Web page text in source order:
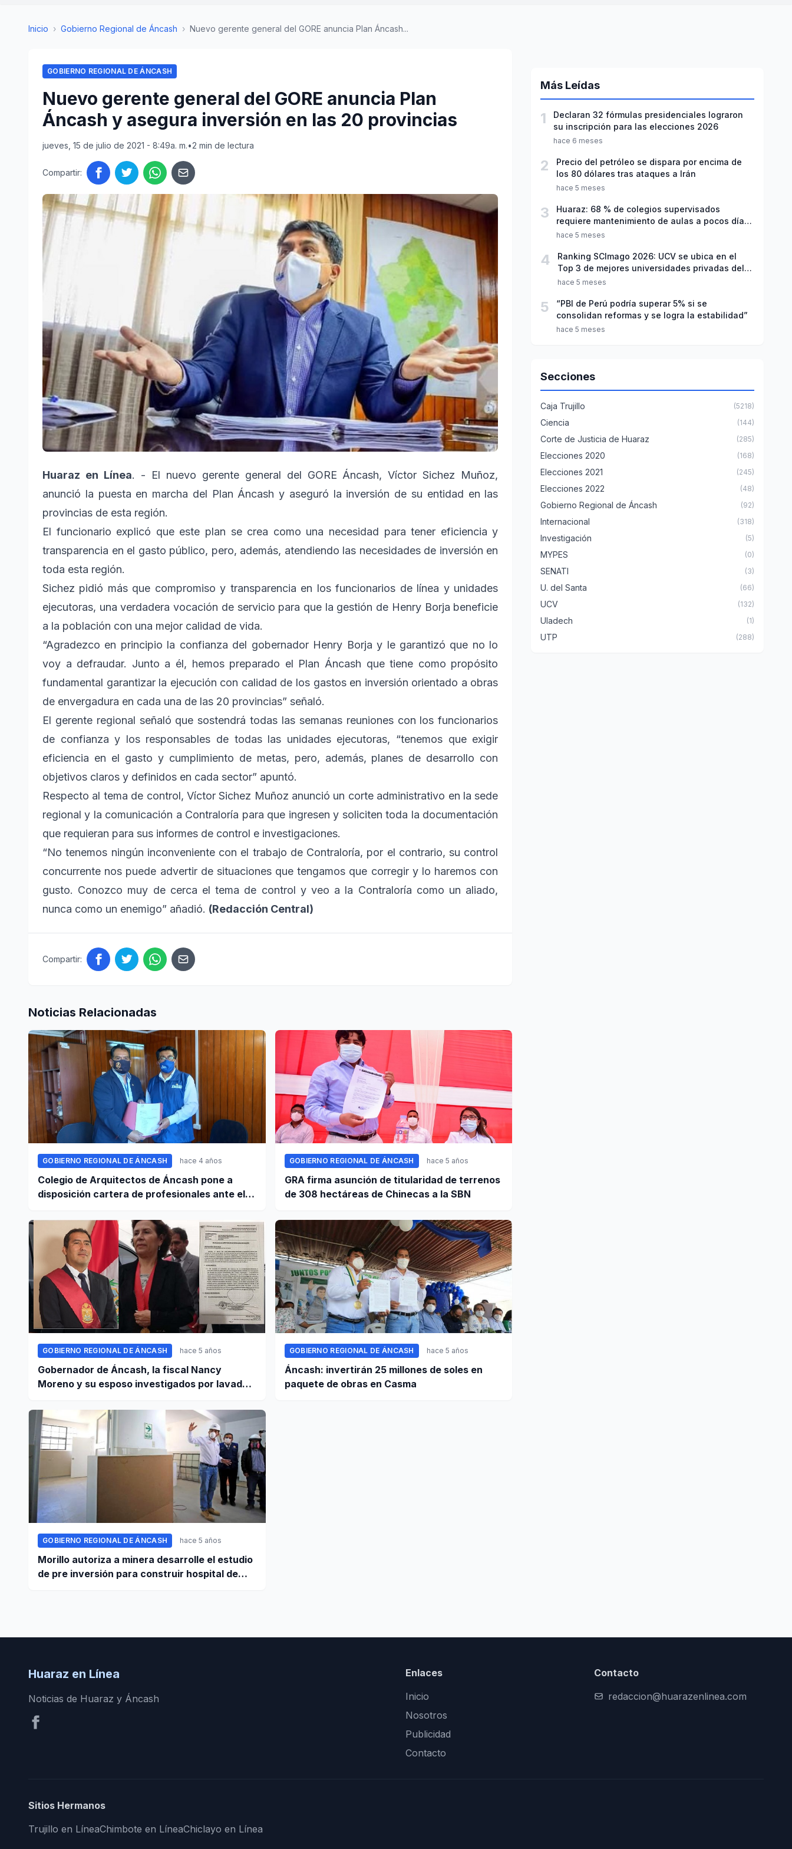
Inicio › Gobierno Regional de Áncash › Nuevo gerente general del GORE anuncia Plan Áncash...
GOBIERNO REGIONAL DE ÁNCASH
Nuevo gerente general del GORE anuncia Plan
Áncash y asegura inversión en las 20 provincias
jueves, 15 de julio de 2021 - 8:49a. m.•2 min de lectura
Compartir:
Huaraz en Línea. - El nuevo gerente general del GORE Áncash, Víctor Sichez Muñoz,
anunció la puesta en marcha del Plan Áncash y aseguró la inversión de su entidad en las
provincias de esta región.
El funcionario explicó que este plan se crea como una necesidad para tener eficiencia y
transparencia en el gasto público, pero, además, atendiendo las necesidades de inversión en
toda esta región.
Sichez pidió más que compromiso y transparencia en los funcionarios de línea y unidades
ejecutoras, una verdadera vocación de servicio para que la gestión de Henry Borja beneficie
a la población con una mejor calidad de vida.
“Agradezco en principio la confianza del gobernador Henry Borja y le garantizó que no lo
voy a defraudar. Junto a él, hemos preparado el Plan Áncash que tiene como propósito
fundamental garantizar la ejecución con calidad de los gastos en inversión orientado a obras
de envergadura en cada una de las 20 provincias” señaló.
El gerente regional señaló que sostendrá todas las semanas reuniones con los funcionarios
de confianza y los responsables de todas las unidades ejecutoras, “tenemos que exigir
eficiencia en el gasto y cumplimiento de metas, pero, además, planes de desarrollo con
objetivos claros y definidos en cada sector” apuntó.
Respecto al tema de control, Víctor Sichez Muñoz anunció un corte administrativo en la sede
regional y la comunicación a Contraloría para que ingresen y soliciten toda la documentación
que requieran para sus informes de control e investigaciones.
“No tenemos ningún inconveniente con el trabajo de Contraloría, por el contrario, su control
concurrente nos puede advertir de situaciones que tengamos que corregir y lo haremos con
gusto. Conozco muy de cerca el tema de control y veo a la Contraloría como un aliado,
nunca como un enemigo” añadió. (Redacción Central)
Compartir:
Noticias Relacionadas
GOBIERNO REGIONAL DE ÁNCASH hace 4 años
Colegio de Arquitectos de Áncash pone a
disposición cartera de profesionales ante el
GOBIERNO REGIONAL DE ÁNCASH hace 5 años
GRA firma asunción de titularidad de terrenos
de 308 hectáreas de Chinecas a la SBN
GOBIERNO REGIONAL DE ÁNCASH hace 5 años
Gobernador de Áncash, la fiscal Nancy
Moreno y su esposo investigados por lavado
GOBIERNO REGIONAL DE ÁNCASH hace 5 años
Áncash: invertirán 25 millones de soles en
paquete de obras en Casma
GOBIERNO REGIONAL DE ÁNCASH hace 5 años
Morillo autoriza a minera desarrolle el estudio
de pre inversión para construir hospital de
Más Leídas
1
Declaran 32 fórmulas presidenciales lograron
su inscripción para las elecciones 2026
hace 6 meses
2
Precio del petróleo se dispara por encima de
los 80 dólares tras ataques a Irán
hace 5 meses
3
Huaraz: 68 % de colegios supervisados
requiere mantenimiento de aulas a pocos días
de inicio del año escolar 2026
hace 5 meses
4
Ranking SCImago 2026: UCV se ubica en el
Top 3 de mejores universidades privadas del
Perú
hace 5 meses
5
“PBI de Perú podría superar 5% si se
consolidan reformas y se logra la estabilidad”
hace 5 meses
Secciones
Caja Trujillo (5218)
Ciencia (144)
Corte de Justicia de Huaraz (285)
Elecciones 2020 (168)
Elecciones 2021 (245)
Elecciones 2022 (48)
Gobierno Regional de Áncash (92)
Internacional (318)
Investigación (5)
MYPES (0)
SENATI (3)
U. del Santa (66)
UCV (132)
Uladech (1)
UTP (288)
Huaraz en Línea
Noticias de Huaraz y Áncash
Enlaces
Inicio
Nosotros
Publicidad
Contacto
Contacto
redaccion@huarazenlinea.com
Sitios Hermanos
Trujillo en LíneaChimbote en LíneaChiclayo en Línea